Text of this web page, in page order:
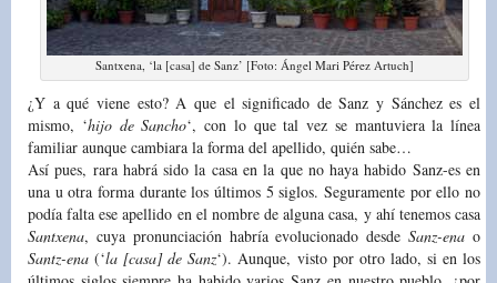
Santxena, ‘la [casa] de Sanz’ [Foto: Ángel Mari Pérez Artuch]
¿Y a qué viene esto? A que el significado de Sanz y Sánchez es el
mismo, ‘hijo de Sancho‘, con lo que tal vez se mantuviera la línea
familiar aunque cambiara la forma del apellido, quién sabe…
Así pues, rara habrá sido la casa en la que no haya habido Sanz-es en
una u otra forma durante los últimos 5 siglos. Seguramente por ello no
podía falta ese apellido en el nombre de alguna casa, y ahí tenemos casa
Santxena, cuya pronunciación habría evolucionado desdeSanz-ena o
Santz-ena (‘la [casa] de Sanz‘). Aunque, visto por otro lado, si en los